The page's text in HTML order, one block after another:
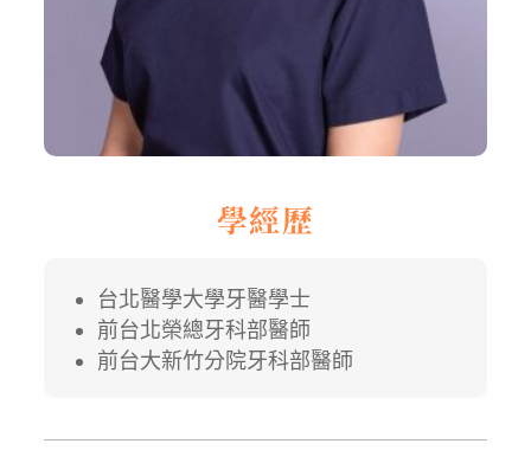
學經歷
台北醫學大學牙醫學士
前台北榮總牙科部醫師
前台大新竹分院牙科部醫師